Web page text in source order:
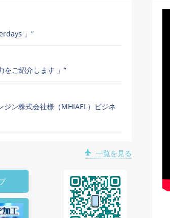
」”
ご紹介します 」”
ン株式会社様（MHIAEL）ビジネ
一覧を見る